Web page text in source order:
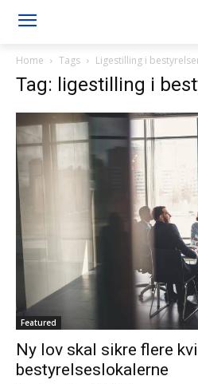
Home Tags Ligestilling i
Tag: ligestilling i
Featured
Ny lov skal sikre flere
bestyrelseslokalerne